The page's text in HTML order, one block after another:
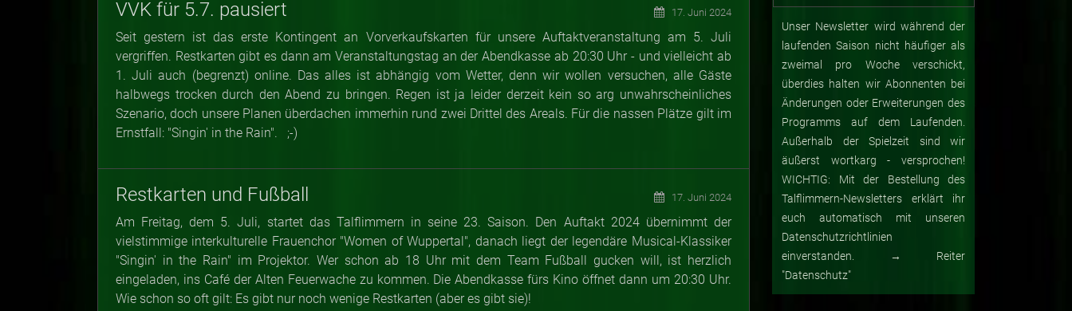
VVK für 5.7. pausiert 17. Juni 2024
Seit gestern ist das erste Kontingent an Vorverkaufskarten für unsere Auftaktveranstaltung am 5. Juli
vergriffen. Restkarten gibt es dann am Veranstaltungstag an der Abendkasse ab 20:30 Uhr - und vielleicht ab
1. Juli auch (begrenzt) online. Das alles ist abhängig vom Wetter, denn wir wollen versuchen, alle Gäste
halbwegs trocken durch den Abend zu bringen. Regen ist ja leider derzeit kein so arg unwahrscheinliches
Szenario, doch unsere Planen überdachen immerhin rund zwei Drittel des Areals. Für die nassen Plätze gilt im
Ernstfall: "Singin' in the Rain". ;-)
Restkarten und Fußball 17. Juni 2024
Am Freitag, dem 5. Juli, startet das Talflimmern in seine 23. Saison. Den Auftakt 2024 übernimmt der
vielstimmige interkulturelle Frauenchor "Women of Wuppertal", danach liegt der legendäre Musical-Klassiker
"Singin' in the Rain" im Projektor. Wer schon ab 18 Uhr mit dem Team Fußball gucken will, ist herzlich
eingeladen, ins Café der Alten Feuerwache zu kommen. Die Abendkasse fürs Kino öffnet dann um 20:30 Uhr.
Wie schon so oft gilt: Es gibt nur noch wenige Restkarten (aber es gibt sie)!
Unser Newsletter wird während der
laufenden Saison nicht häufiger als
zweimal pro Woche verschickt,
überdies halten wir Abonnenten bei
Änderungen oder Erweiterungen des
Programms auf dem Laufenden.
Außerhalb der Spielzeit sind wir
äußerst wortkarg - versprochen!
WICHTIG: Mit der Bestellung des
Talflimmern-Newsletters erklärt ihr
euch automatisch mit unseren
Datenschutzrichtlinien
einverstanden. → Reiter
"Datenschutz"